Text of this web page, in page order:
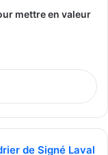
mettre en valeur
de Signé Laval